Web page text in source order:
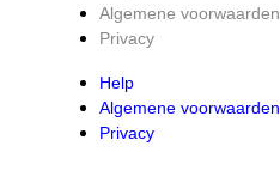
Algemene voorwaarden
Privacy
Help
Algemene voorwaarden
Privacy